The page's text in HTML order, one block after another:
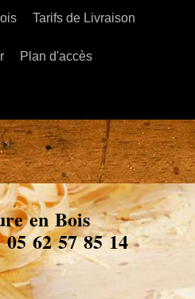
Tarifs de Livraison
Plan d'accès
en Bois
14